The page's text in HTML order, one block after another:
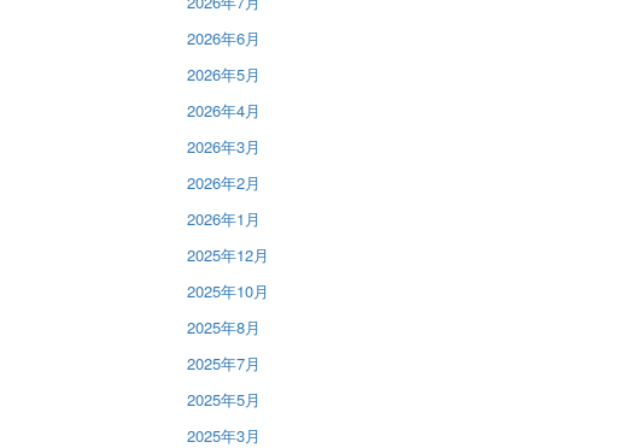
2026年6月
2026年5月
2026年4月
2026年3月
2026年2月
2026年1月
2025年12月
2025年10月
2025年8月
2025年7月
2025年5月
2025年3月